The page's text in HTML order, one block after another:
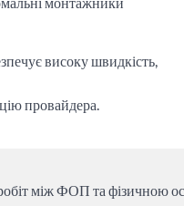
високу швидкість,
провайдера.
між ФОП та фізичною